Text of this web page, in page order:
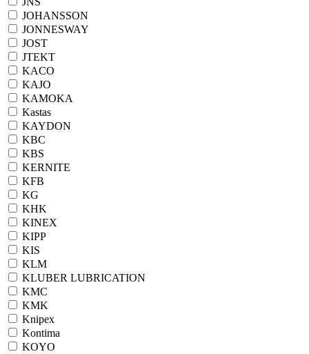
JOHANSSON
JONNESWAY
JOST
JTEKT
KACO
KAJO
KAMOKA
Kastas
KAYDON
KBC
KBS
KERNITE
KFB
KG
KHK
KINEX
KIPP
KIS
KLM
KLUBER LUBRICATION
KMC
KMK
Knipex
Kontima
KOYO